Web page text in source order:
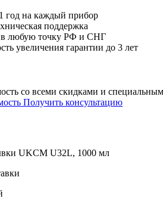
год на каждый прибор
поддержка
в любую точку РФ и СНГ
увеличения гарантии до 3 лет
со всеми скидками и
Получить консультацию
UKCM U32L, 1000 мл